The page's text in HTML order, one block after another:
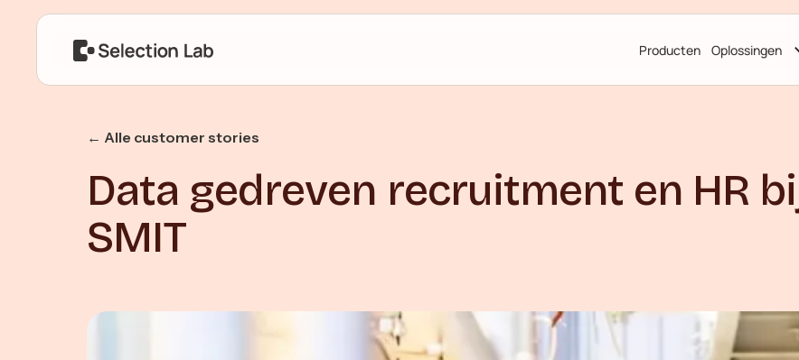
Producten Oplossingen
← Alle customer stories
Data gedreven recruitment en HR
SMIT